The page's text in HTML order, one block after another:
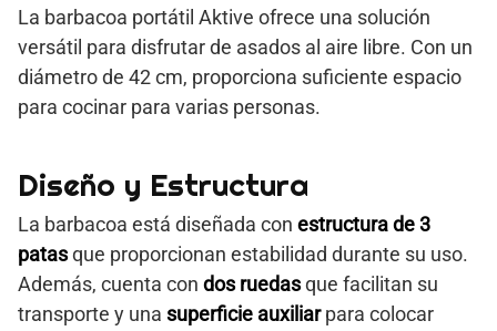
La barbacoa portátil Aktive ofrece una solución
versátil para disfrutar de asados al aire libre. Con un
diámetro de 42 cm, proporciona suficiente espacio
para cocinar para varias personas.
Diseño y Estructura
La barbacoa está diseñada con estructura de 3
patasque proporcionan estabilidad durante su uso.
Además, cuenta con dos ruedasque facilitan su
transporte y una superficie auxiliarpara colocar